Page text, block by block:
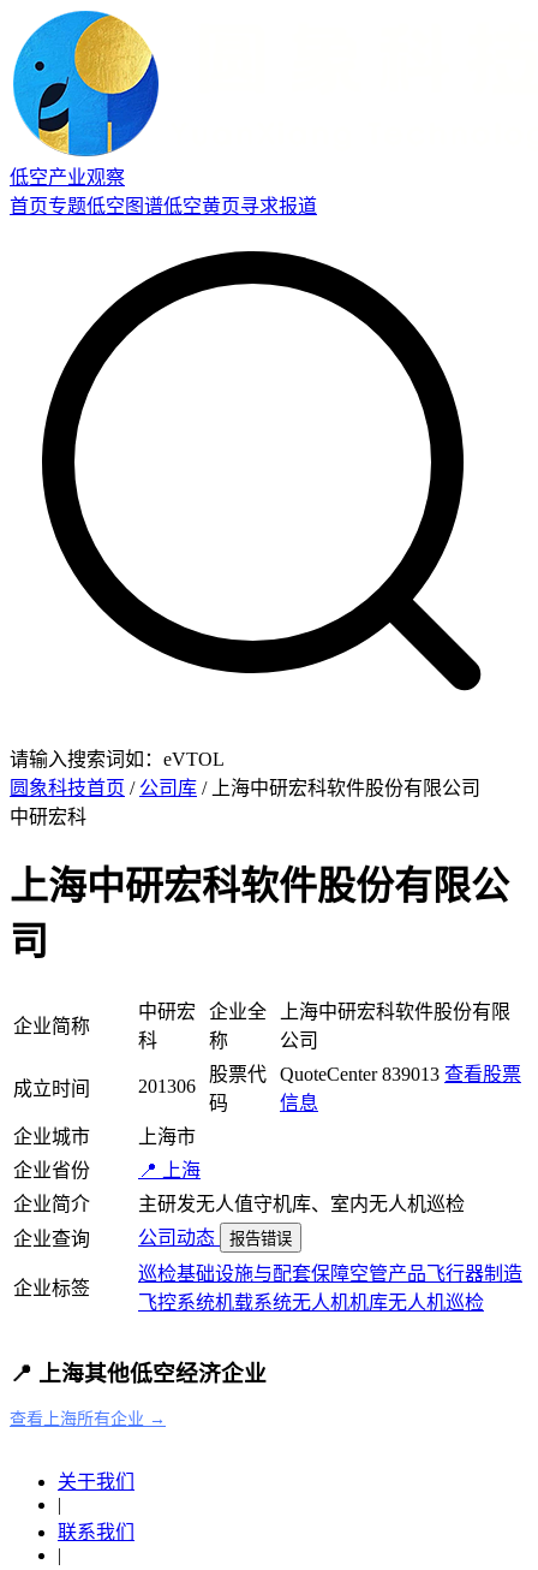
低空产业观察
首页专题低空图谱低空黄页寻求报道
请输入搜索词如：eVTOL
圆象科技首页 / 公司库 / 上海中研宏科软件股份有限公司
中研宏科
上海中研宏科软件股份有限公
司
企业简称
中研宏
科
企业全
称
上海中研宏科软件股份有限
公司
成立时间 201306
股票代
码
QuoteCenter 839013 查看股票
信息
企业城市
上海市
企业省份
📍 上海
企业简介
主研发无人值守机库、室内无人机巡检
企业查询
公司动态 报告错误
企业标签
巡检基础设施与配套保障空管产品飞行器制造
飞控系统机载系统无人机机库无人机巡检
📍 上海其他低空经济企业
查看上海所有企业 →
关于我们
|
联系我们
|